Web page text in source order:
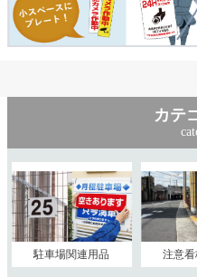
カテ
駐車場関連用品 注意